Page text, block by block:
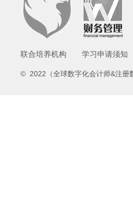
联合培养机构 学习申请须知
© 2022（全球数字化会计师&注